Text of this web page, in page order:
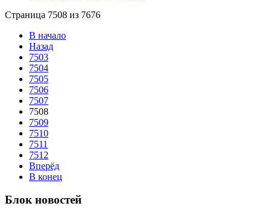
Страница 7508 из 7676
В начало
Назад
7503
7504
7505
7506
7507
7508
7509
7510
7511
7512
Вперёд
В конец
Блок новостей